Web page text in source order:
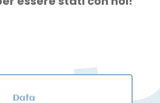
Data